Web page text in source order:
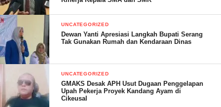
“Sejarah Persilatan Terumbu sebagai pembela ulama dan
masyarakat rakyat, bukan membela oligarki yang mengancam
kedaulatan NKRI,” Papar Abah Kyai Astari.
“Terimakasih dan mari kita berkomitmen bersama menjaga
kedaulatan dan peduli terhadap penderitaan masyarakat
Indonesia khususnya Banten.” Tegasnya.
UNCATEGORIZED
Dewan Yanti Apresiasi Langkah Bupati Serang
Tak Gunakan Rumah dan Kendaraan Dinas
UNCATEGORIZED
GMAKS Desak APH Usut Dugaan Penggelapan
Upah Pekerja Proyek Kandang Ayam di
Cikeusal